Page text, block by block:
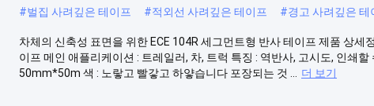
#벌집 사려깊은 테이프 #적외선 사려깊은 테이프 #경고 사려깊은 테
차체의 신축성 표면을 위한 ECE 104R 세그먼트형 반사 테이프 제품 상세
이프 메인 애플리케이션 : 트레일러, 차, 트럭 특징 : 역반사, 고시도, 인쇄
50mm*50m 색 : 노랗고 빨갛고 하얗습니다 포장되는 것 ...
더 보기